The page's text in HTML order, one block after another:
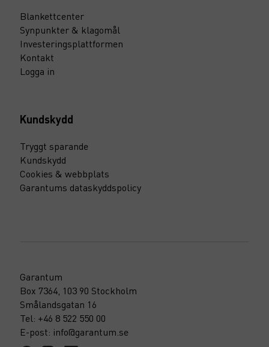
Blankettcenter
Synpunkter & klagomål
Investeringsplattformen
Kontakt
Logga in
Kundskydd
Tryggt sparande
Kundskydd
Cookies & webbplats
Garantums dataskyddspolicy
Garantum
Box 7364, 103 90 Stockholm
Smålandsgatan 16
Tel: +46 8 522 550 00
E-post: info@garantum.se